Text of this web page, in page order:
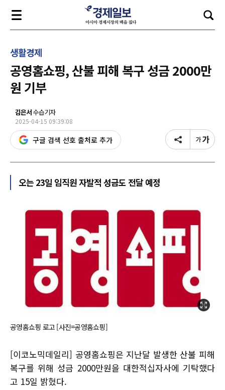
생활경제
공영홈쇼핑, 산불 피해 복구 성금 2000만
원 기부
김은서수습기자
2025-04-15 09:39:08
구글 검색 선호 출처로 추가
오는 23일 임직원 자발적 성금도 전달 예정
공영홈쇼핑 로고 [사진=공영홈쇼핑]
[이코노믹데일리] 공영홈쇼핑은 지난달 발생한 산불 피해
복구를 위해 성금 2000만원을 대한적십자사에 기탁했다
고 15일 밝혔다.